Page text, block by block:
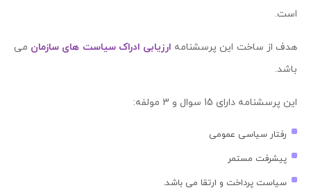
است.
هدف از ساخت این پرسشنامه ارزیابی ادراک سیاست های سازمان می
باشد.
این پرسشنامه دارای 15 سوال و 3 مولفه:
رفتار سیاسی عمومی
پیشرفت مستمر
سیاست پرداخت و ارتقا می باشد.